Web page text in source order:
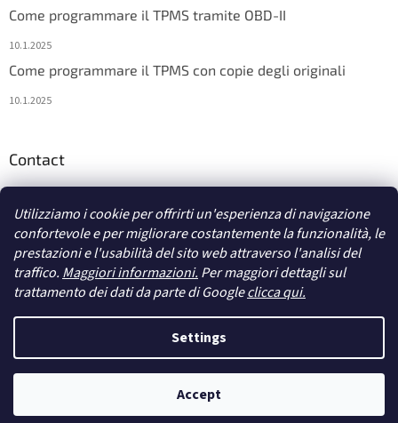
Utilizziamo i cookie per offrirti un'esperienza di navigazione
confortevole e per migliorare costantemente la funzionalità, le
prestazioni e l'usabilità del sito web attraverso l'analisi del
traffico. Maggiori informazioni. Per maggiori dettagli sul
trattamento dei dati da parte di Googleclicca qui.
Settings
Accept
Come programmare il TPMS tramite OBD-II
10.1.2025
Come programmare il TPMS con copie degli originali
10.1.2025
Contact
Diritti d'autore 2026diagstore.it. Tutti i diritti riservati.Modifica le
impostazioni dei cookie